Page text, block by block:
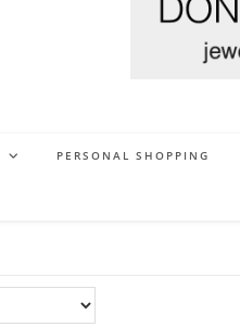
PERSONAL SHOPPING